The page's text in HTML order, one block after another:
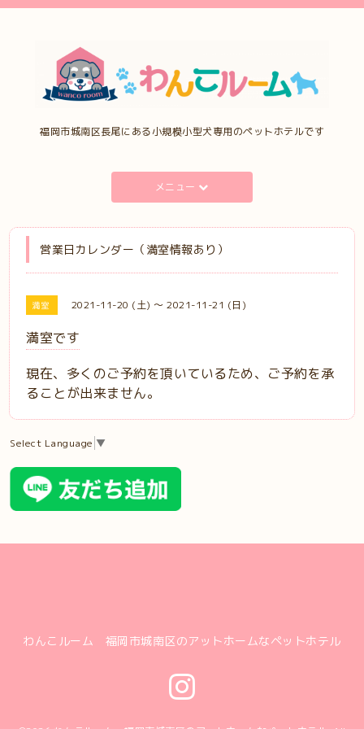
福岡市城南区長尾にある小規模小型犬専用のペットホテルです
メニュー
営業日カレンダー（満室情報あり）
満室 2021-11-20 (土) ～ 2021-11-21 (日)
満室です
現在、多くのご予約を頂いているため、ご予約を承
ることが出来ません。
Select Language ▼
わんこルーム 福岡市城南区のアットホームなペットホテル